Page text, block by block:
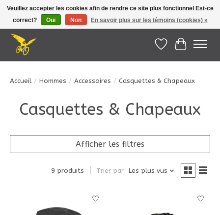
Le Pédalier | Îles de la Madeleine |info@lepedalier.com| 1-418-986-2965
Liste dePanier
Accueil / Hommes / Accessoires / Casquettes & Chapeaux
Casquettes & Chapeaux
Afficher les filtres
9 produits Trier par Les plus vus
Veuillez accepter les cookies afin de rendre ce site plus fonctionnel Est-ce
correct?
Oui Non En savoir plus sur les témoins (cookies) »